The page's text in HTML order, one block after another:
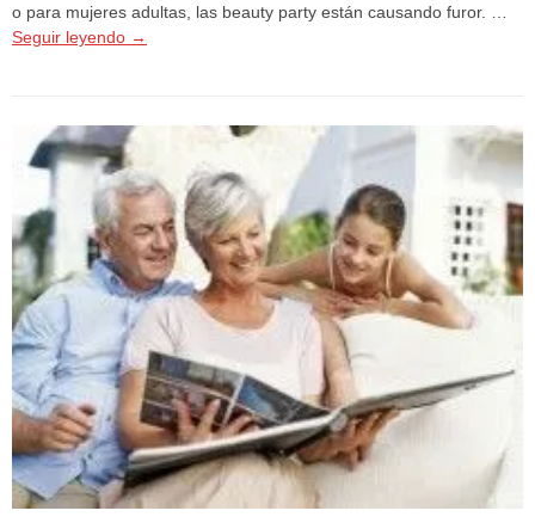
o para mujeres adultas, las beauty party están causando furor. …
Seguir leyendo →